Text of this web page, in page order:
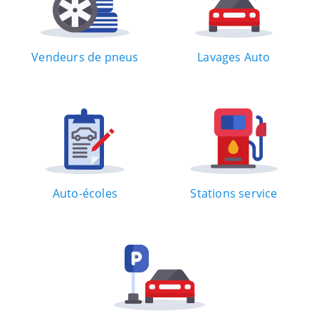
Vendeurs de pneus Lavages Auto
Auto-écoles Stations service